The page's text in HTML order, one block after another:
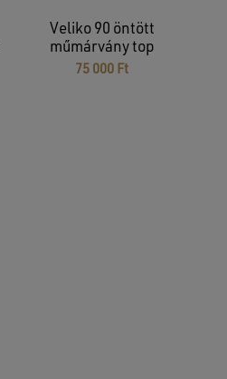
Veliko 90 öntött
műmárvány top
75 000 Ft